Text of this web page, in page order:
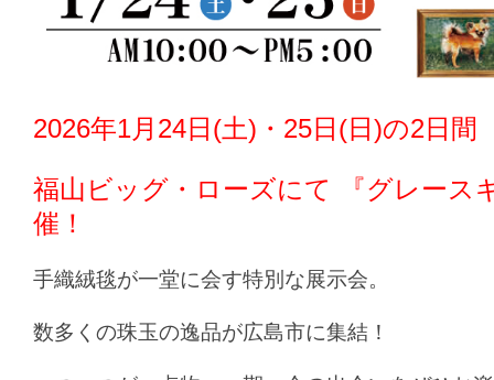
2026年1月24日(土)・25日(日)の2日間
福山ビッグ・ローズにて 『グレース
催！
手織絨毯が一堂に会す特別な展示会。
数多くの珠玉の逸品が広島市に集結！